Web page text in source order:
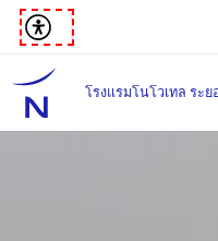
โรงแรมโนโวเทล ระ